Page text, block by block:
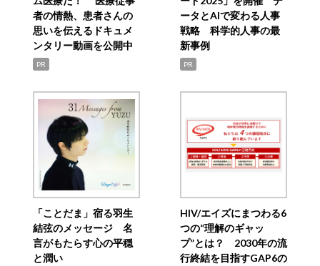
者の情熱、患者さんの
思いを伝えるドキュメ
ンタリー動画を公開中
PR
ータとAIで変わる人事
戦略 科学的人事の最
新事例
PR
「ことだま」宿る羽生
結弦のメッセージ 名
言がもたらす心の平穏
と潤い
HIV/エイズにまつわる6
つの“理解のギャッ
プ”とは？ 2030年の流
行終結を目指すGAP6の